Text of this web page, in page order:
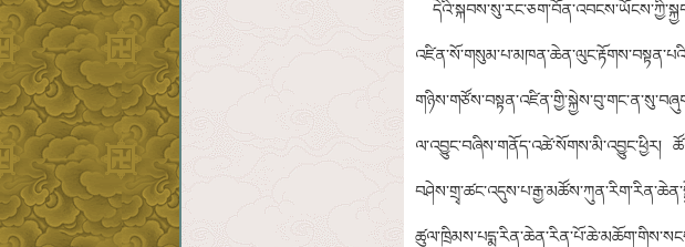
ལ་འབྱུང་བཞིས་གནོད་འཚེ་སོགས་མི་འབྱུང་ཕྱིར།